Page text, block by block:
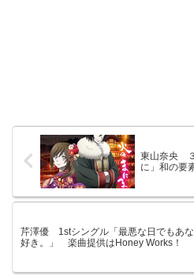
東山奈央
に」和の要
芹澤優 1stシングル「最悪な日でもあ
好き。」 楽曲提供はHoney Works！